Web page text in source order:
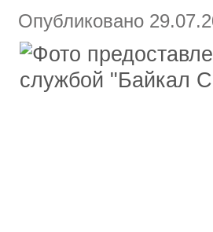
Опубликовано